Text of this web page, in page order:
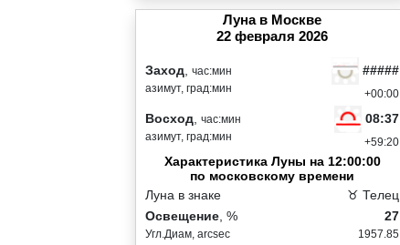
Луна в Москве
22 февраля 2026
Заход час:мин
азимут, град:мин
#####
+00:00
Восход час:мин
азимут, град:мин
08:37
+59:20
Характеристика Луны на 12:00:00
по московскому времени
Луна в знаке
♉ Телец
Освещение , %
Угл.Диам, arcsec
27
1957.85